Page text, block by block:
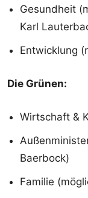
Gesundheit
Karl
Entwicklung
Die Grünen:
Wirtschaft &
Baerbock)
Familie